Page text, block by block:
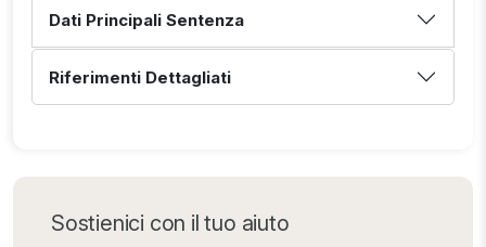
Dati Principali Sentenza
Riferimenti Dettagliati
Sostienici con il tuo aiuto